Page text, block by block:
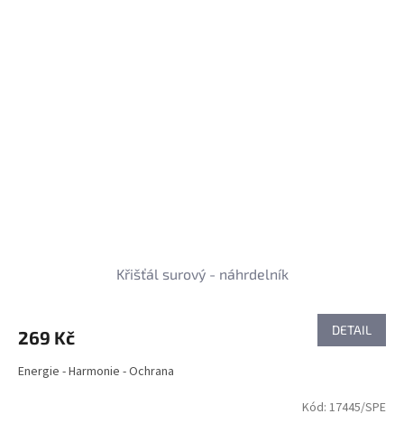
Křišťál surový - náhrdelník
269 Kč DETAIL
Energie - Harmonie - Ochrana
Kód: 17445/SPE